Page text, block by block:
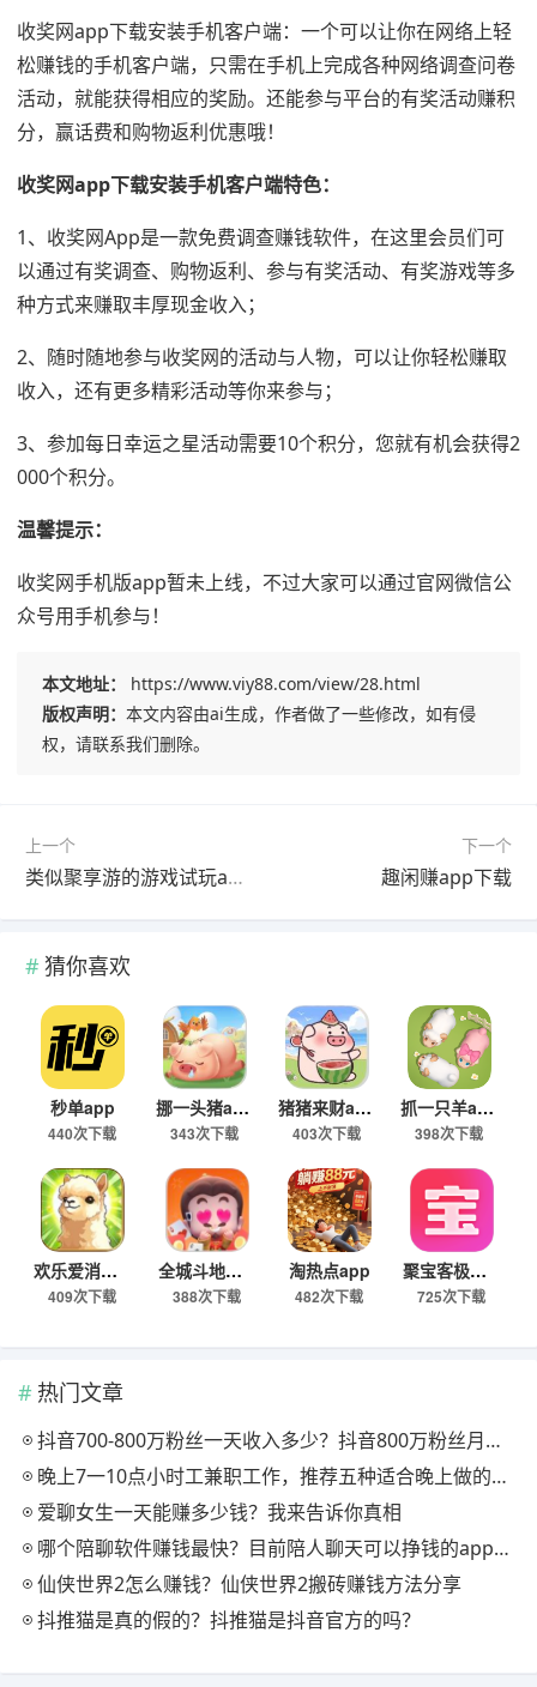
收奖网app下载安装手机客户端：一个可以让你在网络上轻
松赚钱的手机客户端，只需在手机上完成各种网络调查问卷
活动，就能获得相应的奖励。还能参与平台的有奖活动赚积
分，赢话费和购物返利优惠哦！
收奖网app下载安装手机客户端特色：
1、收奖网App是一款免费调查赚钱软件，在这里会员们可
以通过有奖调查、购物返利、参与有奖活动、有奖游戏等多
种方式来赚取丰厚现金收入；
2、随时随地参与收奖网的活动与人物，可以让你轻松赚取
收入，还有更多精彩活动等你来参与；
3、参加每日幸运之星活动需要10个积分，您就有机会获得2
000个积分。
温馨提示：
收奖网手机版app暂未上线，不过大家可以通过官网微信公
众号用手机参与！
本文地址：
https://www.viy88.com/view/28.html
版权声明： 本文内容由ai生成，作者做了一些修改，如有侵
权，请联系我们删除。
上一个
类似聚享游的游戏试玩app（平台）推荐
下一个
趣闲赚app下载
猜你喜欢
秒单app
440次下载
挪一头猪app
343次下载
猪猪来财app
403次下载
抓一只羊app
398次下载
欢乐爱消消app
409次下载
全城斗地主app
388次下载
淘热点app
482次下载
聚宝客极速版
725次下载
热门文章
抖音700-800万粉丝一天收入多少？抖音800万粉丝月收入多少钱？
晚上7一10点小时工兼职工作，推荐五种适合晚上做的副业项目
爱聊女生一天能赚多少钱？我来告诉你真相
哪个陪聊软件赚钱最快？目前陪人聊天可以挣钱的app推荐
仙侠世界2怎么赚钱？仙侠世界2搬砖赚钱方法分享
抖推猫是真的假的？抖推猫是抖音官方的吗？